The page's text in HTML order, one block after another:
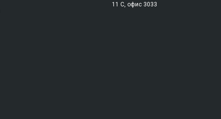
11 С, офис 3033